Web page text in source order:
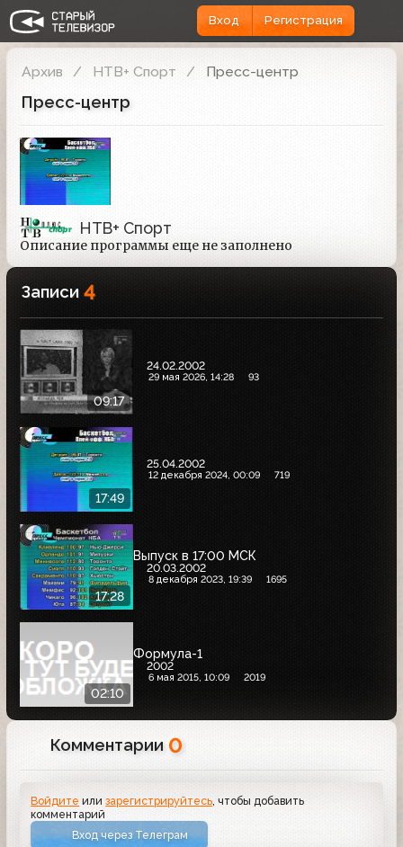
Вход Регистрация
Архив НТВ+ Спорт Пресс-центр
Пресс-центр
НТВ+ Спорт
Описание программы еще не заполнено
Записи 4
09:17
24.02.2002
29 мая 2026, 14:28 93
17:49
25.04.2002
12 декабря 2024, 00:09 719
17:28
Выпуск в 17:00 МСК
20.03.2002
8 декабря 2023, 19:39 1695
02:10
Формула-1
2002
6 мая 2015, 10:09 2019
Комментарии 0
Войдите илизарегистрируйтесь , чтобы добавить
комментарий
Вход через Телеграм